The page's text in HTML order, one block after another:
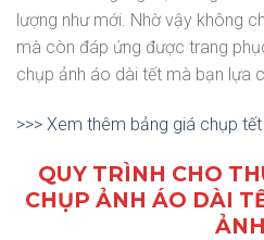
lượng như mới. Nhờ vậy không
mà còn đáp ứng được trang
chụp ảnh áo dài tết mà bạn lựa
>>> Xem thêm bảng giá chụp
QUY TRÌNH CHO
CHỤP ẢNH ÁO DÀI
ẢNH